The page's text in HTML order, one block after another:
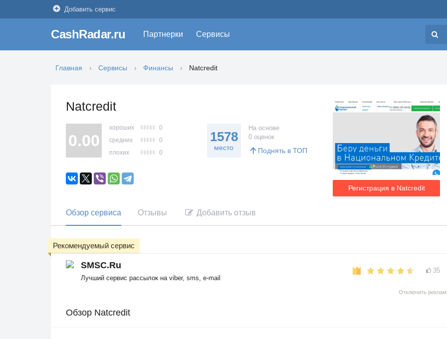
Добавить сервис
CashRadar.ru Партнерки Сервисы
Главная Сервисы Финансы Natcredit
Natcredit
Регистрация в Natcredit
0.00
хороших
0
средних
0
плохих
0
1578
место
На основе
0 оценок
Поднять в ТОП
Обзор сервиса Отзывы Добавить отзыв
SMSC.Ru
Лучший сервис рассылок на viber, sms, e-mail
35
Рекомендуемый сервис
Отключить
Обзор Natcredit